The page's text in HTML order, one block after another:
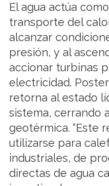
El agua actúa
transporte del
alcanzar
presión, y al
accionar turbinas
electricidad.
retorna al estado
sistema, cerrando
geotérmica. “Este
utilizarse para
industriales, de
directas de agua